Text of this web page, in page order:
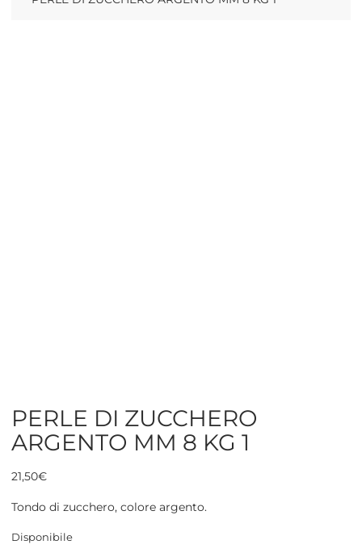
PERLE DI ZUCCHERO
ARGENTO MM 8 KG 1
21,50€
Tondo di zucchero, colore argento.
Disponibile